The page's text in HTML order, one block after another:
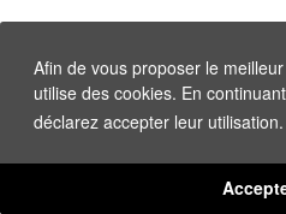
Afin de vous proposer le
utilise des cookies. En
déclarez accepter leur utilisation.